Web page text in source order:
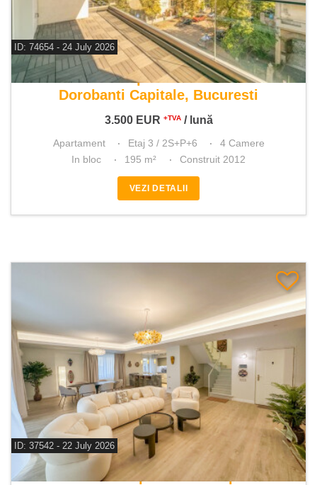
ID: 74654 - 24 July 2026
De inchiriat apartament 4 camere
Dorobanti Capitale, Bucuresti
3.500 EUR +TVA/ lună
Apartament Etaj 3 / 2S+P+6
4 Camere
In bloc
195 m² Construit 2012
VEZI DETALII
ID: 37542 - 22 July 2026
De inchiriat apartament duplex 4